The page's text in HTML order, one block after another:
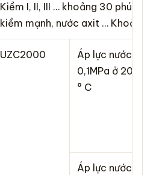
Kiềm I, II, III … khoảng 30 phút Chất
kiềm mạnh, nước axit … Khoảng
UZC2000
Áp lực nước
0,1MPa ở 20
° C
Áp lực nước